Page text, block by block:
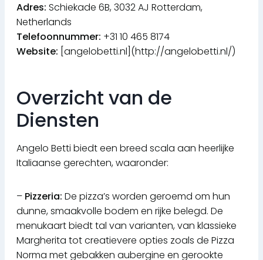
Adres: Schiekade 6B, 3032 AJ Rotterdam,
Netherlands
Telefoonnummer: +31 10 465 8174
Website: [angelobetti.nl](http://angelobetti.nl/)
Overzicht van de
Diensten
Angelo Betti biedt een breed scala aan heerlijke
Italiaanse gerechten, waaronder:
– Pizzeria: De pizza’s worden geroemd om hun
dunne, smaakvolle bodem en rijke belegd. De
menukaart biedt tal van varianten, van klassieke
Margherita tot creatievere opties zoals de Pizza
Norma met gebakken aubergine en gerookte